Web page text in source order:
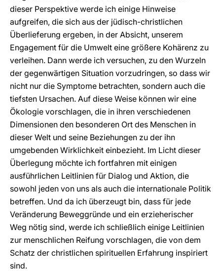
dieser Perspektive werde ich einige Hinweise
aufgreifen, die sich aus der jüdisch-christlichen
Überlieferung ergeben, in der Absicht, unserem
Engagement für die Umwelt eine größere Kohärenz zu
verleihen. Dann werde ich versuchen, zu den Wurzeln
der gegenwärtigen Situation vorzudringen, so dass wir
nicht nur die Symptome betrachten, sondern auch die
tiefsten Ursachen. Auf diese Weise können wir eine
Ökologie vorschlagen, die in ihren verschiedenen
Dimensionen den besonderen Ort des Menschen in
dieser Welt und seine Beziehungen zu der ihn
umgebenden Wirklichkeit einbezieht. Im Licht dieser
Überlegung möchte ich fortfahren mit einigen
ausführlichen Leitlinien für Dialog und Aktion, die
sowohl jeden von uns als auch die internationale Politik
betreffen. Und da ich überzeugt bin, dass für jede
Veränderung Beweggründe und ein erzieherischer
Weg nötig sind, werde ich schließlich einige Leitlinien
zur menschlichen Reifung vorschlagen, die von dem
Schatz der christlichen spirituellen Erfahrung inspiriert
sind.